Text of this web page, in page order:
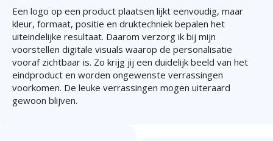
Een logo op een product plaatsen lijkt eenvoudig, maar
kleur, formaat, positie en druktechniek bepalen het
uiteindelijke resultaat. Daarom verzorg ik bij mijn
voorstellen digitale visuals waarop de personalisatie
vooraf zichtbaar is. Zo krijg jij een duidelijk beeld van het
eindproduct en worden ongewenste verrassingen
voorkomen. De leuke verrassingen mogen uiteraard
gewoon blijven.